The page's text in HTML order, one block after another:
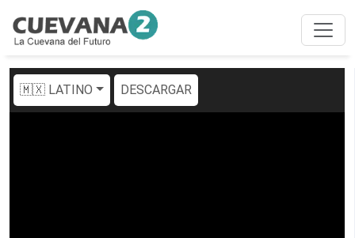
🇲🇽 LATINO DESCARGAR